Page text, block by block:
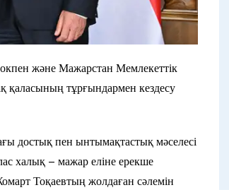
және Мажарстан Мемлекеттік
қаласының тұрғындармен кездесу
достық пен ынтымақтастық мәселесі
халық – мажар еліне ерекше
Тоқаевтың жолдаған сәлемін